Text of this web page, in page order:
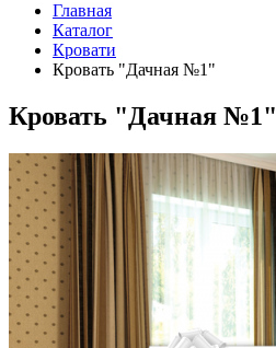
Главная
Каталог
Кровати
Кровать "Дачная №1"
Кровать "Дачная №1"